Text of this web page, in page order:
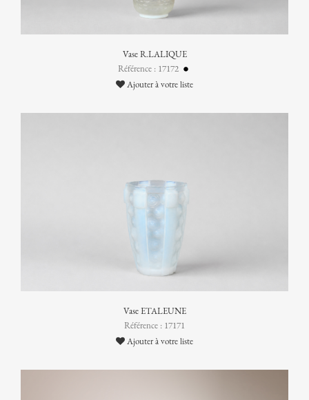
Vase R.LALIQUE
Référence : 17172
Ajouter à votre liste
Vase ETALEUNE
Référence : 17171
Ajouter à votre liste